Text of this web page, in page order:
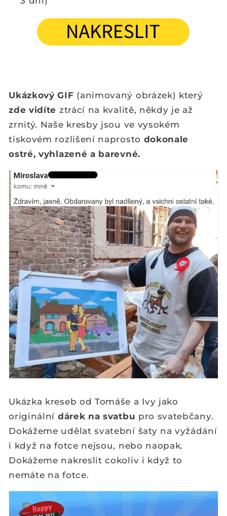
Ukázkový GIF (animovaný obrázek) který
zde vidíte ztrácí na kvalitě, někdy je až
zrnitý. Naše kresby jsou ve vysokém
tiskovém rozlišení naprosto dokonale
ostré, vyhlazené a barevné.
Ukázka kreseb od Tomáše a Ivy jako
originální dárek na svatbu pro svatebčany.
Dokážeme udělat svatební šaty na vyžádání
i když na fotce nejsou, nebo naopak.
Dokážeme nakreslit cokoliv i když to
nemáte na fotce.